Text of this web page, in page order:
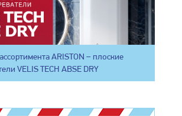
ARISTON – плоские
VELIS TECH ABSE DRY